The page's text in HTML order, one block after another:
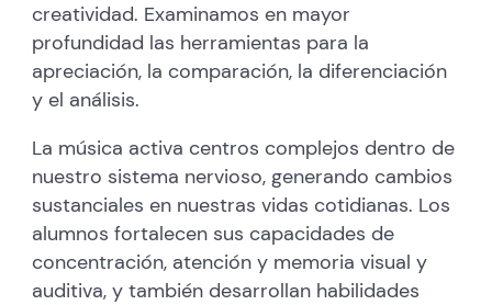
creatividad. Examinamos en mayor
profundidad las herramientas para la
apreciación, la comparación, la diferenciación
y el análisis.
La música activa centros complejos dentro de
nuestro sistema nervioso, generando cambios
sustanciales en nuestras vidas cotidianas. Los
alumnos fortalecen sus capacidades de
concentración, atención y memoria visual y
auditiva, y también desarrollan habilidades